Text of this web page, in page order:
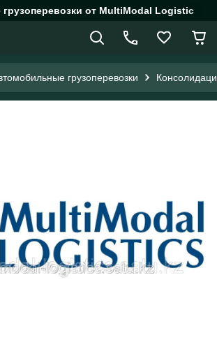
от MultiModal Logistic
грузоперевозки